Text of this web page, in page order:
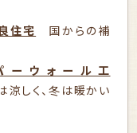
住宅
国からの補
ーウォール工
涼しく、冬は暖かい